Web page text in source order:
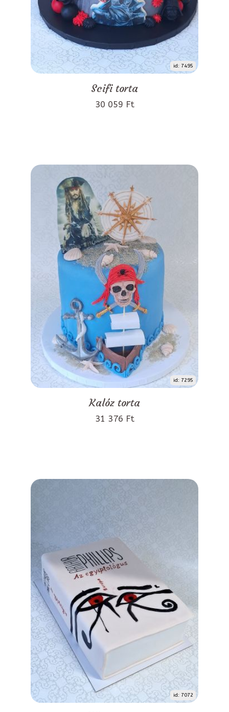
id: 7495
Scifi torta
30 059 Ft
id: 7295
Kalóz torta
31 376 Ft
id: 7072